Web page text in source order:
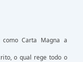
como Carta Magna a
o qual rege todo o